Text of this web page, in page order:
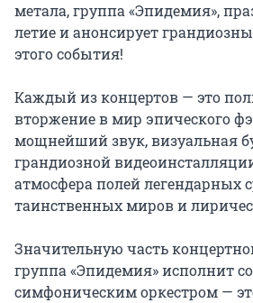
метала, группа «Эпидемия»,
летие и анонсирует
этого события!
Каждый из концертов — это
вторжение в мир эпического
мощнейший звук, визуальная
грандиозной
атмосфера полей легендарных
таинственных миров и
Значительную часть
группа «Эпидемия» исполнит
симфоническим оркестром —